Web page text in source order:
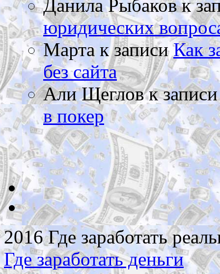
Данила Рыбаковк
юридических
Мартак записиКак
без сайта
Али Щегловк
в покер
2016 Где заработать
Где заработать деньги